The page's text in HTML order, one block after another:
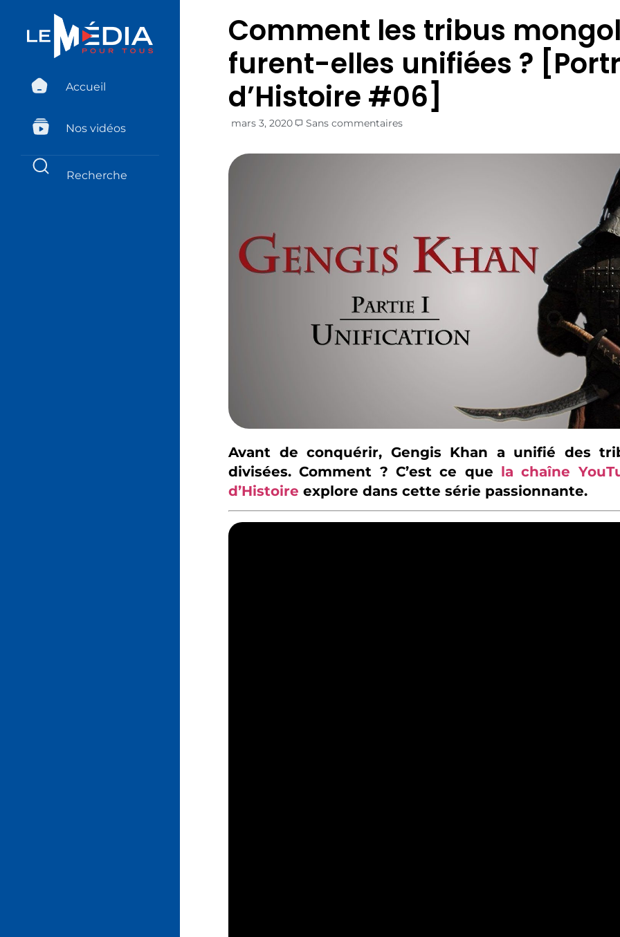
Accueil
Nos vidéos
Comment les tribus
furent-elles unifiées ?
d’Histoire #06]
mars 3, 2020 Sans commentaires
Avant de conquérir, Gengis Khan a unifié des
divisées. Comment ? C’est ce que la chaîne
d’Histoire explore dans cette série passionnante.